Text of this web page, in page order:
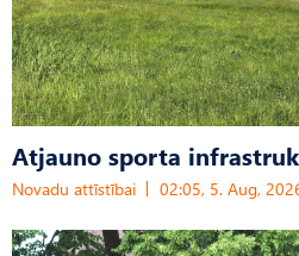
Atjauno sporta
Novadu attīstībai 02:05, 5. Aug,